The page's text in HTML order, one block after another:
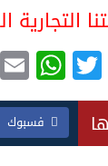
F
a
c
e
T
wi
tt
er
W
h
at
s
فسبوك